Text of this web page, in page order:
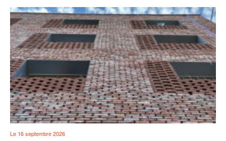
Le 16 septembre 2026